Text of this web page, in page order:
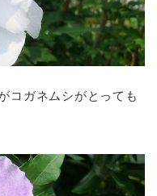
コガネムシがとっても